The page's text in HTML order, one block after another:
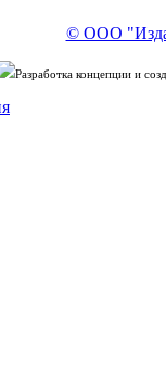
© ООО
Разработка концепции и